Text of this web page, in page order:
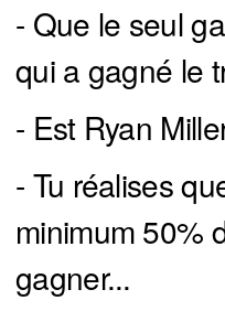
- Que le seul
qui a gagné le
- Est Ryan
- Tu réalises
minimum 50%
gagner...